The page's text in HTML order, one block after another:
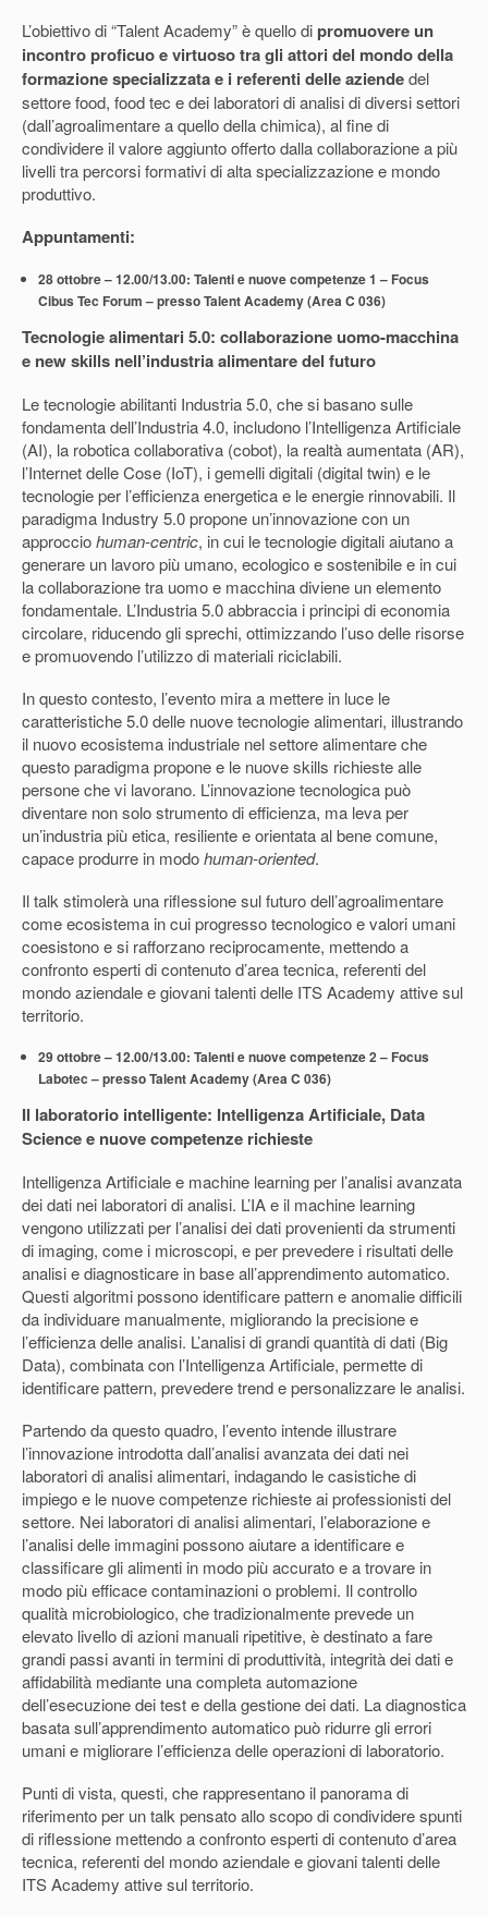
L’obiettivo di “Talent Academy” è quello dipromuovere un
incontro proficuo e virtuoso tra gli attori del mondo della
formazione specializzata e i referenti delle aziendedel
settore food, food tec e dei laboratori di analisi di diversi settori
(dall’agroalimentare a quello della chimica), al fine di
condividere il valore aggiunto offerto dalla collaborazione a più
livelli tra percorsi formativi di alta specializzazione e mondo
produttivo.
Appuntamenti:
28 ottobre – 12.00/13.00: Talenti e nuove competenze 1 – Focus
Cibus Tec Forum – presso Talent Academy (Area C 036)
Tecnologie alimentari 5.0: collaborazione uomo-macchina
e new skills nell’industria alimentare del futuro
Le tecnologie abilitanti Industria 5.0, che si basano sulle
fondamenta dell’Industria 4.0, includono l’Intelligenza Artificiale
(AI), la robotica collaborativa (cobot), la realtà aumentata (AR),
l’Internet delle Cose (IoT), i gemelli digitali (digital twin) e le
tecnologie per l’efficienza energetica e le energie rinnovabili. Il
paradigma Industry 5.0 propone un’innovazione con un
approcciohuman-centric, in cui le tecnologie digitali aiutano a
generare un lavoro più umano, ecologico e sostenibile e in cui
la collaborazione tra uomo e macchina diviene un elemento
fondamentale. L’Industria 5.0 abbraccia i principi di economia
circolare, riducendo gli sprechi, ottimizzando l’uso delle risorse
e promuovendo l’utilizzo di materiali riciclabili.
In questo contesto, l’evento mira a mettere in luce le
caratteristiche 5.0 delle nuove tecnologie alimentari, illustrando
il nuovo ecosistema industriale nel settore alimentare che
questo paradigma propone e le nuove skills richieste alle
persone che vi lavorano. L’innovazione tecnologica può
diventare non solo strumento di efficienza, ma leva per
un’industria più etica, resiliente e orientata al bene comune,
capace produrre in modohuman-oriented.
Il talk stimolerà una riflessione sul futuro dell’agroalimentare
come ecosistema in cui progresso tecnologico e valori umani
coesistono e si rafforzano reciprocamente, mettendo a
confronto esperti di contenuto d’area tecnica, referenti del
mondo aziendale e giovani talenti delle ITS Academy attive sul
territorio.
29 ottobre – 12.00/13.00: Talenti e nuove competenze 2 – Focus
Labotec – presso Talent Academy (Area C 036)
Il laboratorio intelligente: Intelligenza Artificiale, Data
Science e nuove competenze richieste
Intelligenza Artificiale e machine learning per l’analisi avanzata
dei dati nei laboratori di analisi. L’IA e il machine learning
vengono utilizzati per l’analisi dei dati provenienti da strumenti
di imaging, come i microscopi, e per prevedere i risultati delle
analisi e diagnosticare in base all’apprendimento automatico.
Questi algoritmi possono identificare pattern e anomalie difficili
da individuare manualmente, migliorando la precisione e
l’efficienza delle analisi. L’analisi di grandi quantità di dati (Big
Data), combinata con l’Intelligenza Artificiale, permette di
identificare pattern, prevedere trend e personalizzare le analisi.
Partendo da questo quadro, l’evento intende illustrare
l’innovazione introdotta dall’analisi avanzata dei dati nei
laboratori di analisi alimentari, indagando le casistiche di
impiego e le nuove competenze richieste ai professionisti del
settore. Nei laboratori di analisi alimentari, l’elaborazione e
l’analisi delle immagini possono aiutare a identificare e
classificare gli alimenti in modo più accurato e a trovare in
modo più efficace contaminazioni o problemi. Il controllo
qualità microbiologico, che tradizionalmente prevede un
elevato livello di azioni manuali ripetitive, è destinato a fare
grandi passi avanti in termini di produttività, integrità dei dati e
affidabilità mediante una completa automazione
dell’esecuzione dei test e della gestione dei dati. La diagnostica
basata sull’apprendimento automatico può ridurre gli errori
umani e migliorare l’efficienza delle operazioni di laboratorio.
Punti di vista, questi, che rappresentano il panorama di
riferimento per un talk pensato allo scopo di condividere spunti
di riflessione mettendo a confronto esperti di contenuto d’area
tecnica, referenti del mondo aziendale e giovani talenti delle
ITS Academy attive sul territorio.